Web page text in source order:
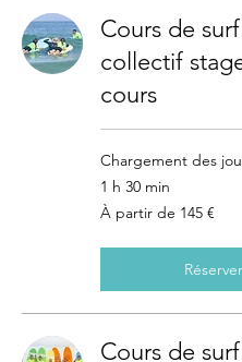
Cours de surf
collectif
cours
Chargement des
1 h 30 min
À
partir
À partir de 145 €
Réserver
Cours de surf